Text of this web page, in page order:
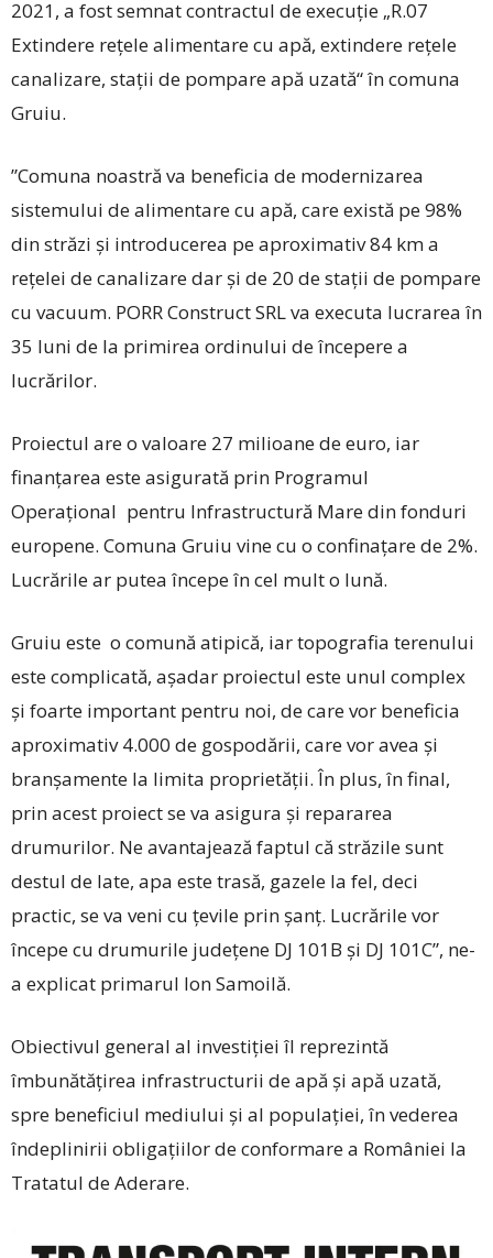
2021, a fost semnat contractul de execuție „R.07
Extindere rețele alimentare cu apă, extindere rețele
canalizare, stații de pompare apă uzată“ în comuna
Gruiu.
”Comuna noastră va beneficia de modernizarea
sistemului de alimentare cu apă, care există pe 98%
din străzi și introducerea pe aproximativ 84 km a
rețelei de canalizare dar și de 20 de stații de pompare
cu vacuum. PORR Construct SRL va executa lucrarea în
35 luni de la primirea ordinului de începere a
lucrărilor.
Proiectul are o valoare 27 milioane de euro, iar
finanțarea este asigurată prin Programul
Operațional pen­tru Infrastructură Mare din fonduri
europene. Comuna Gruiu vine cu o confinațare de 2%.
Lucrările ar putea începe în cel mult o lună.
Gruiu este o comună atipică, iar topografia terenului
este complicată, așadar proiectul este unul complex
și foarte important pentru noi, de care vor beneficia
aproximativ 4.000 de gospodării, care vor avea și
branșamente la limita proprietății. În plus, în final,
prin acest proiect se va asigura și repararea
drumurilor. Ne avantajează faptul că străzile sunt
destul de late, apa este trasă, gazele la fel, deci
practic, se va veni cu țevile prin șanț. Lucrările vor
începe cu drumurile județene DJ 101B și DJ 101C”, ne-
a explicat primarul Ion Samoilă.
Obiectivul general al investiției îl reprezintă
îmbunătățirea infrastructurii de apă și apă uzată,
spre beneficiul mediului și al populației, în vederea
îndeplinirii obligațiilor de conformare a României la
Tratatul de Aderare.